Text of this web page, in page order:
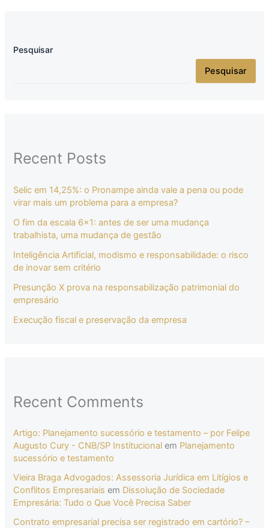
Pesquisar
Pesquisar
Recent Posts
Selic em 14,25%: o Pronampe ainda vale a pena ou pode
virar mais um problema para a empresa?
O fim da escala 6×1: antes de ser uma mudança
trabalhista, uma mudança de gestão
Inteligência Artificial, modismo e responsabilidade: o risco
de inovar sem critério
Presunção X prova na responsabilização patrimonial do
empresário
Execução fiscal e preservação da empresa
Recent Comments
Artigo: Planejamento sucessório e testamento – por Felipe
Augusto Cury - CNB/SP Institucional em Planejamento
sucessório e testamento
Vieira Braga Advogados: Assessoria Jurídica em Litígios e
Conflitos Empresariais em Dissolução de Sociedade
Empresária: Tudo o Que Você Precisa Saber
Contrato empresarial precisa ser registrado em cartório? –